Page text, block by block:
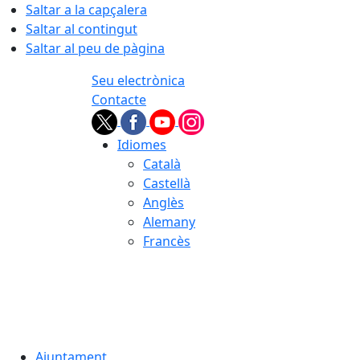
Saltar a la capçalera
Saltar al contingut
Saltar al peu de pàgina
Seu electrònica
Contacte
Idiomes
Català
Castellà
Anglès
Alemany
Francès